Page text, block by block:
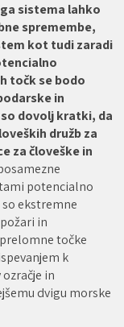
sistema lahko
spremembe,
kot tudi zaradi
točk se bodo
in
dovolj kratki, da
družb za
za človeške in
potencialno
ekstremne
in
točke
k
in
dvigu morske